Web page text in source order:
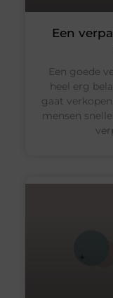
Een
Een goede
heel erg
gaat
mensen